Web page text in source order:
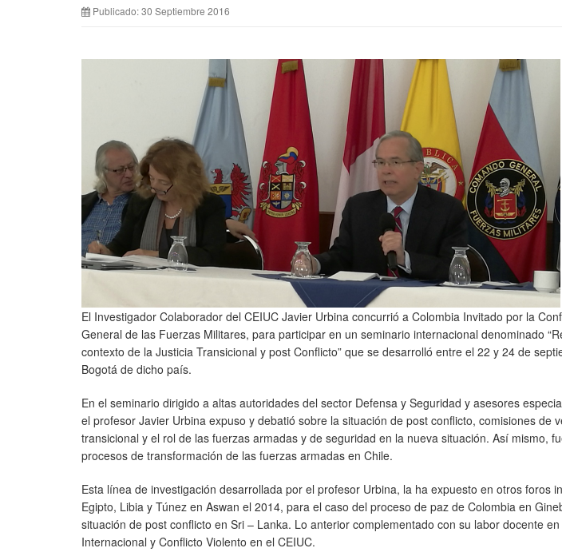
Publicado: 30 Septiembre 2016
El Investigador Colaborador del CEIUC Javier Urbina concurrió a Colombia Invitado por la
General de las Fuerzas Militares, para participar en un seminario internacional denominado
contexto de la Justicia Transicional y post Conflicto” que se desarrolló entre el 22 y 24 de
Bogotá de dicho país.
En el seminario dirigido a altas autoridades del sector Defensa y Seguridad y asesores
el profesor Javier Urbina expuso y debatió sobre la situación de post conflicto, comisiones de
transicional y el rol de las fuerzas armadas y de seguridad en la nueva situación. Así mismo,
procesos de transformación de las fuerzas armadas en Chile.
Esta línea de investigación desarrollada por el profesor Urbina, la ha expuesto en otros foros
Egipto, Libia y Túnez en Aswan el 2014, para el caso del proceso de paz de Colombia en
situación de post conflicto en Sri – Lanka. Lo anterior complementado con su labor docente
Internacional y Conflicto Violento en el CEIUC.